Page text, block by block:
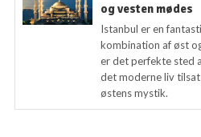
og vesten mødes
Istanbul er en
kombination af øst
er det perfekte sted
det moderne liv
østens mystik.